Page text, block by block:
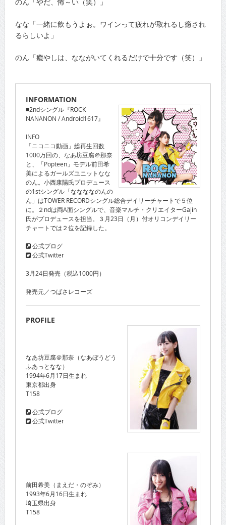
なな「一緒に飲もうよぉ。ワインって疲れが取れるし癒され
るらしいよ」
のん「癒やしは、なながいてくれるだけで十分です（笑）」
INFORMATION
■2ndシングル『ROCK
NANANON / Android1617』
INFO
「ニコニコ動画」総再生回数
1000万回の、なあ坊豆腐＠那奈
と、「Popteen」モデル前田希
美によるガールズユニットなな
のん。小西康陽氏プロデュース
の1stシングル「ななななのんの
ん」はTOWER RECORDシングル総合デイリーチャートで５位
に。２ndは両A面シングルで、音楽マルチ・クリエイターGajin
氏がプロデュースを担当。３月23日（月）付オリコンデイリー
チャートでは２位を記録した。
公式ブログ
公式Twitter
3月24日発売（税込1000円）
発売元／つばさレコーズ
PROFILE
なあ坊豆腐＠那奈（なあぼうどう
ふあっとなな）
1994年6月17日生まれ
東京都出身
T158
公式ブログ
公式Twitter
前田希美（まえだ・のぞみ）
1993年6月16日生まれ
埼玉県出身
T158